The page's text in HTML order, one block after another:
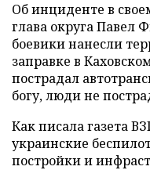
Об инциденте в
глава округа Павел
боевики нанесли
заправке в
пострадал
богу, люди не
Как писала газета
украинские
постройки и